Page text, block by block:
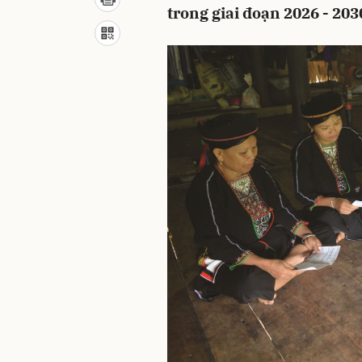
trong giai đoạn 2026 -